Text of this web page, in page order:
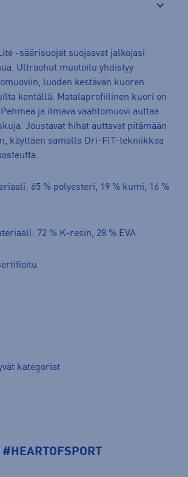
-säärisuojat suojaavat jalkojasi
Ultraohut muotoilu yhdistyy
luoden kestävän kuoren
kentällä. Matalaprofiilinen kuori on
ja ilmava vaahtomuovi auttaa
Joustavat hihat auttavat pitämään
käyttäen samalla Dri-FIT-tekniikkaa
65 % polyesteri, 19 % kumi, 16 %
72 % K-resin, 28 % EVA
kategoriat
#HEARTOFSPORT